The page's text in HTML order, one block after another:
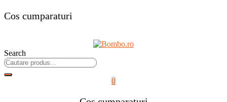
Cos cumparaturi
Search
0